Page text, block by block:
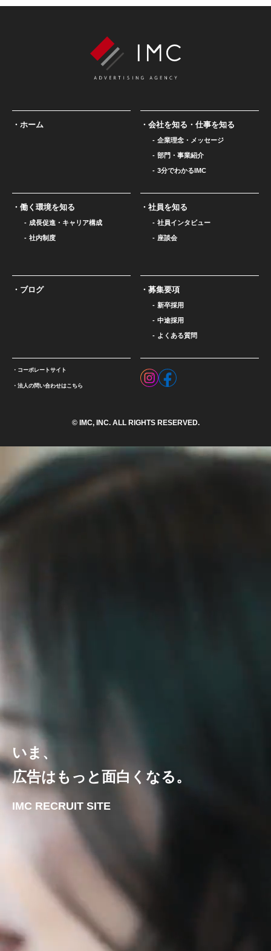
ホーム 会社を知る・仕事を知る
企業理念・メッセージ
部門・事業紹介
3分でわかるIMC
働く環境を知る
成長促進・キャリア構成
社内制度
社員を知る
社員インタビュー
座談会
ブログ 募集要項
新卒採用
中途採用
よくある質問
コーポレートサイト
法人の問い合わせはこちら
© IMC, INC. ALL RIGHTS RESERVED.
いま、
広告はもっと面白くなる。
IMC RECRUIT SITE